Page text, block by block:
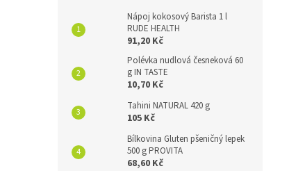
Nápoj kokosový Barista 1 l
RUDE HEALTH
91,20 Kč
Polévka nudlová česneková 60
g IN TASTE
10,70 Kč
Tahini NATURAL 420 g
105 Kč
Bílkovina Gluten pšeničný lepek
500 g PROVITA
68,60 Kč